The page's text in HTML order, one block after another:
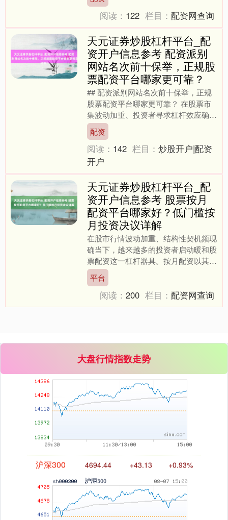
为重要。本文旨在提供一份....
阅读： 122 栏目：配资网查询
天元证券炒股杠杆平台_配
资开户信息参考 配资派别
网站名次前十保举，正规股
票配资平台哪家更可靠？
## 配资派别网站名次前十保举，正规
股票配资平台哪家更可靠？ 在股票市
集波动加重、投资者寻求杠杆效应确当
下，配资平台成为部分股民放大资金边
界的弃取。然则，面对集....
配资
阅读： 142 栏目：炒股开户|配资
开户
天元证券炒股杠杆平台_配
资开户信息参考 股票按月
配资平台哪家好？低门槛按
月投资决议详解
在股市行情波动加重、结构性契机频现
确当下，越来越多的投资者启动暖和股
票配资这一杠杆器具。按月配资以其天
真性和可控性，成为很多中小投资者的
首选决议。濒临市集上丰富....
平台
阅读：200 栏目：配资网查询
大盘行情指数走势
3940.04 +39.68 +1.02%
深证成指 14311.01 +200.89 +1.42%